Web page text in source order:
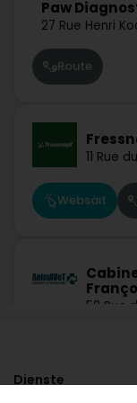
Paw
27 Rue Henri
Route
11 Rue
Websäit
58 Rue
Dienste